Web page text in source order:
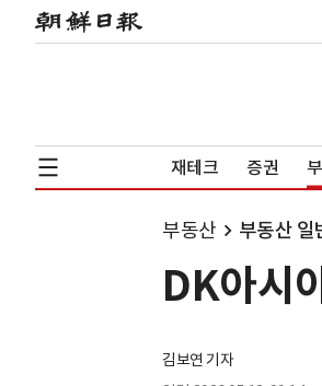
재테크 증권
부동산 부동산 일
DK아시
김보연 기자